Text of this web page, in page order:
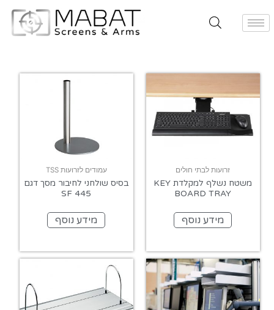
זרועות לבתי חולים
משטח נשלף למקלדת KEY
BOARD TRAY
מידע נוסף
עמודים לזרועות TSS
בסיס שולחני לחיבור מסך דגם
445 SF
מידע נוסף